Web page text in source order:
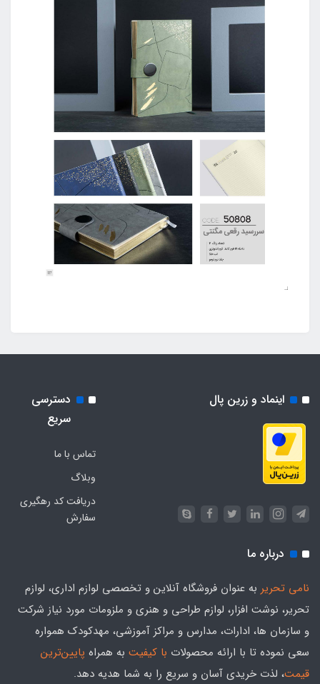
اینماد و زرین پال
دسترسی
سریع
تماس با ما
وبلاگ
دریافت کد رهگیری
سفارش
درباره ما
نامی تحریر به عنوان فروشگاه آنلاین و تخصصی لوازم اداری، لوازم
تحریر، نوشت افزار، لوازم طراحی و هنری و ملزومات مورد نیاز شرکت
و سازمان ها، ادارات، مدارس و مراکز آموزشی، مهدکودک همواره
سعی نموده تا با ارائه محصولات با کیفیت به همراه پایین‌ترین
قیمت، لذت خریدی آسان و سریع را به شما هدیه‌ دهد.